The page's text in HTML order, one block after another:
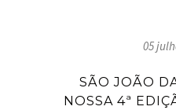
05
SÃO JOÃO
NOSSA 4ª